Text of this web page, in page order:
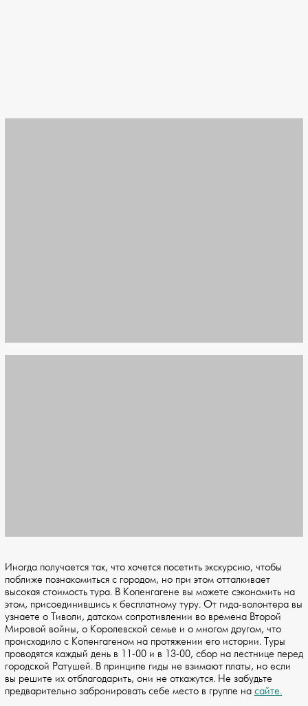
Иногда получается так, что хочется посетить экскурсию, чтобы
поближе познакомиться с городом, но при этом отталкивает
высокая стоимость тура. В Копенгагене вы можете сэкономить на
этом, присоединившись к бесплатному туру. От гида-волонтера вы
узнаете о Тиволи, датском сопротивлении во времена Второй
Мировой войны, о Королевской семье и о многом другом, что
происходило с Копенгагеном на протяжении его истории. Туры
проводятся каждый день в 11-00 и в 13-00, сбор на лестнице перед
городской Ратушей. В принципе гиды не взимают платы, но если
вы решите их отблагодарить, они не откажутся. Не забудьте
предварительно забронировать себе место в группе на сайте.